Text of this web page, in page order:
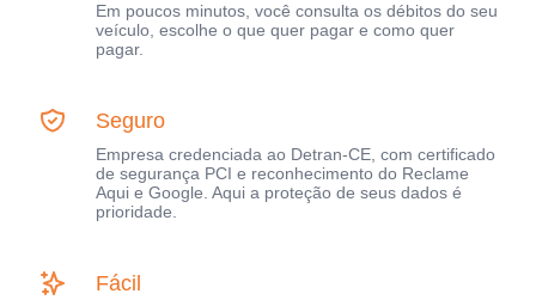
Em poucos minutos, você consulta os débitos do seu
veículo, escolhe o que quer pagar e como quer
pagar.
Seguro
Empresa credenciada ao Detran-CE, com certificado
de segurança PCI e reconhecimento do Reclame
Aqui e Google. Aqui a proteção de seus dados é
prioridade.
Fácil